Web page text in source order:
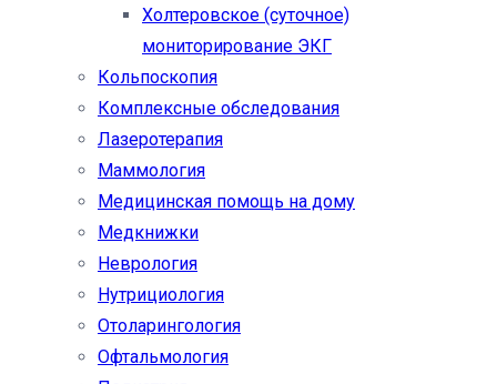
Холтеровское (суточное)
мониторирование ЭКГ
Кольпоскопия
Комплексные обследования
Лазеротерапия
Маммология
Медицинская помощь на дому
Медкнижки
Неврология
Нутрициология
Отоларингология
Офтальмология